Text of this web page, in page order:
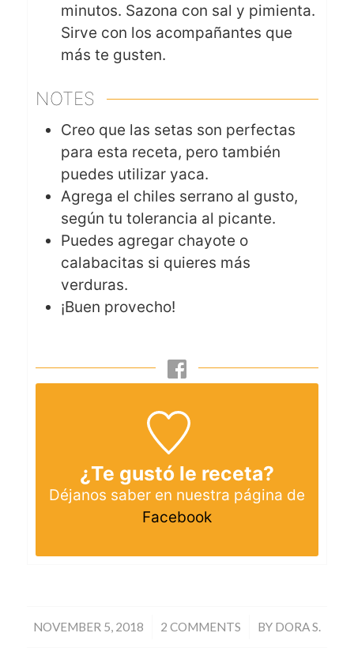
minutos. Sazona con sal y pimienta.
Sirve con los acompañantes que
más te gusten.
NOTES
Creo que las setas son perfectas
para esta receta, pero también
puedes utilizar yaca.
Agrega el chiles serrano al gusto,
según tu tolerancia al picante.
Puedes agregar chayote o
calabacitas si quieres más
verduras.
¡Buen provecho!
¿Te gustó le receta?
Déjanos saber en nuestra página de
Facebook
NOVEMBER 5, 2018
/ 2 COMMENTS
/ BY DORA S.